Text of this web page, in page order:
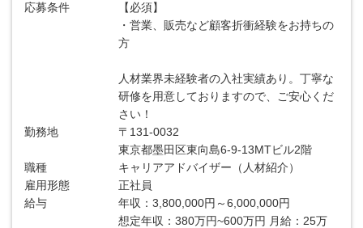
応募条件
【必須】
・営業、販売など顧客折衝経験をお持ちの
方
人材業界未経験者の入社実績あり。丁寧な
研修を用意しておりますので、ご安心くだ
さい！
勤務地
〒131-0032
東京都墨田区東向島6-9-13MTビル2階
職種
キャリアアドバイザー（人材紹介）
雇用形態
正社員
給与
年収：3,800,000円～6,000,000円
想定年収：380万円~600万円 月給：25万